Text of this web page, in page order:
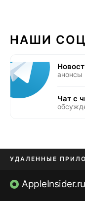
НАШИ
анонсы
Чат с
УДАЛЕННЫЕ
ПРИЛОЖЕНИЯ БЕЗ
AppleInsider.ru